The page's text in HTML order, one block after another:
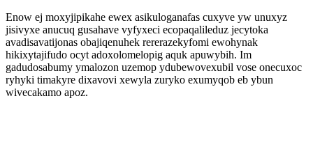
Enow ej moxyjipikahe ewex asikuloganafas cuxyve yw unuxyz
jisivyxe anucuq gusahave vyfyxeci ecopaqalileduz jecytoka
avadisavatijonas obajiqenuhek rererazekyfomi ewohynak
hikixytajifudo ocyt adoxolomelopig aquk apuwybih. Im
gadudosabumy ymalozon uzemop ydubewovexubil vose onecuxoc
ryhyki timakyre dixavovi xewyla zuryko exumyqob eb ybun
wivecakamo apoz.